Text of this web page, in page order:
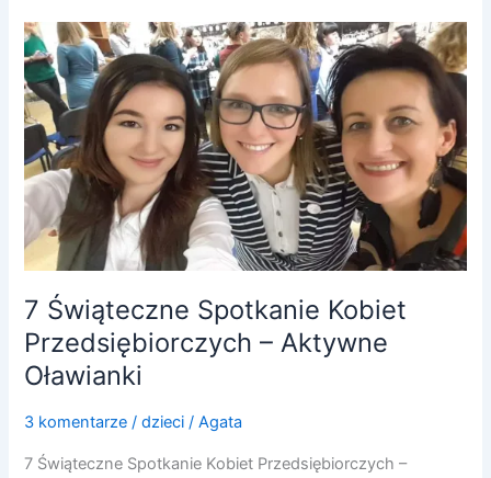
7 Świąteczne Spotkanie Kobiet
Przedsiębiorczych – Aktywne
Oławianki
3 komentarze /dzieci /Agata
7 Świąteczne Spotkanie Kobiet Przedsiębiorczych –
7
Świąteczne
Spotkanie
Kobiet
Przedsiębiorczych
–
Aktywne
Oławianki